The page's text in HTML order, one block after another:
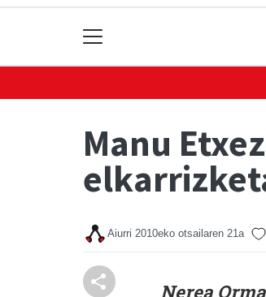
Manu
Aiurri 2010eko otsailaren 21a
Nerea